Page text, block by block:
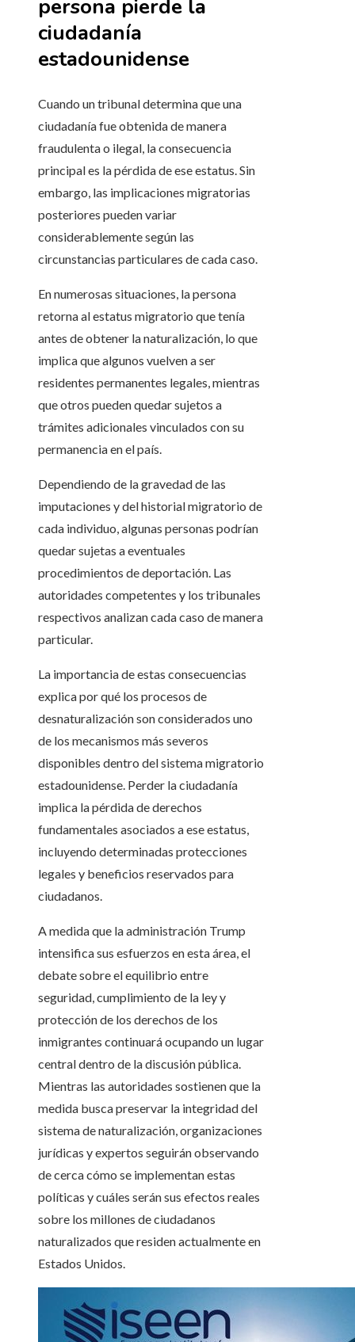
persona pierde la
ciudadanía
estadounidense
Cuando un tribunal determina que una
ciudadanía fue obtenida de manera
fraudulenta o ilegal, la consecuencia
principal es la pérdida de ese estatus. Sin
embargo, las implicaciones migratorias
posteriores pueden variar
considerablemente según las
circunstancias particulares de cada caso.
En numerosas situaciones, la persona
retorna al estatus migratorio que tenía
antes de obtener la naturalización, lo que
implica que algunos vuelven a ser
residentes permanentes legales, mientras
que otros pueden quedar sujetos a
trámites adicionales vinculados con su
permanencia en el país.
Dependiendo de la gravedad de las
imputaciones y del historial migratorio de
cada individuo, algunas personas podrían
quedar sujetas a eventuales
procedimientos de deportación. Las
autoridades competentes y los tribunales
respectivos analizan cada caso de manera
particular.
La importancia de estas consecuencias
explica por qué los procesos de
desnaturalización son considerados uno
de los mecanismos más severos
disponibles dentro del sistema migratorio
estadounidense. Perder la ciudadanía
implica la pérdida de derechos
fundamentales asociados a ese estatus,
incluyendo determinadas protecciones
legales y beneficios reservados para
ciudadanos.
A medida que la administración Trump
intensifica sus esfuerzos en esta área, el
debate sobre el equilibrio entre
seguridad, cumplimiento de la ley y
protección de los derechos de los
inmigrantes continuará ocupando un lugar
central dentro de la discusión pública.
Mientras las autoridades sostienen que la
medida busca preservar la integridad del
sistema de naturalización, organizaciones
jurídicas y expertos seguirán observando
de cerca cómo se implementan estas
políticas y cuáles serán sus efectos reales
sobre los millones de ciudadanos
naturalizados que residen actualmente en
Estados Unidos.